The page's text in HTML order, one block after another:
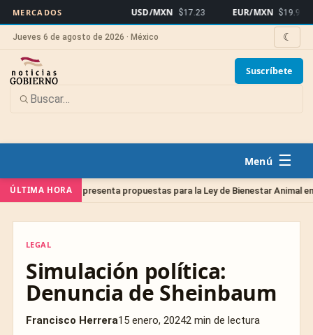
MERCADOS USD/MXN $17.23 EUR/MXN $19.91
Jueves 6 de agosto de 2026 · México ☾
Suscríbete
☰
ÚLTIMA HORA
presenta propuestas para la Ley de Bienestar Animal en Querétaro
LEGAL
Simulación política:
Denuncia de Sheinbaum
Francisco Herrera15 enero, 20242 min de lectura